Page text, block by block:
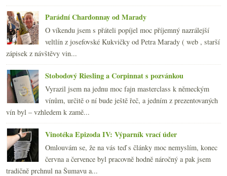
Parádní Chardonnay od Marady
O víkendu jsem s přáteli popíjel moc příjemný nazrálejší
veltlín z josefovské Kukvičky od Petra Marady ( web , starší
zápisek z návštěvy vin...
Stobodový Riesling a Corpinnat s pozvánkou
Vyrazil jsem na jednu moc fajn masterclass k německým
vínům, určitě o ní bude ještě řeč, a jedním z prezentovaných
vín byl – vzhledem k zamě...
Vinotéka Epizoda IV: Výparník vrací úder
Omlouvám se, že na vás teď s články moc nemyslím, konec
června a července byl pracovně hodně náročný a pak jsem
tradičně prchnul na Šumavu a...